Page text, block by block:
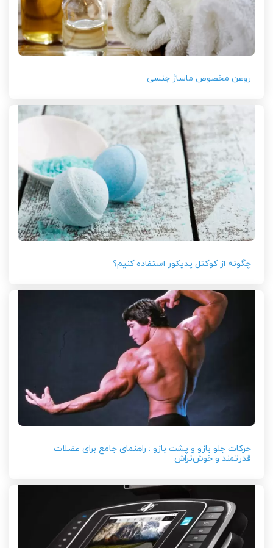
روغن مخصوص ماساژ جنسی
چگونه از کوکتل پدیکور استفاده کنیم؟
حرکات جلو بازو و پشت بازو : راهنمای جامع برای عضلات
قدرتمند و خوش‌تراش